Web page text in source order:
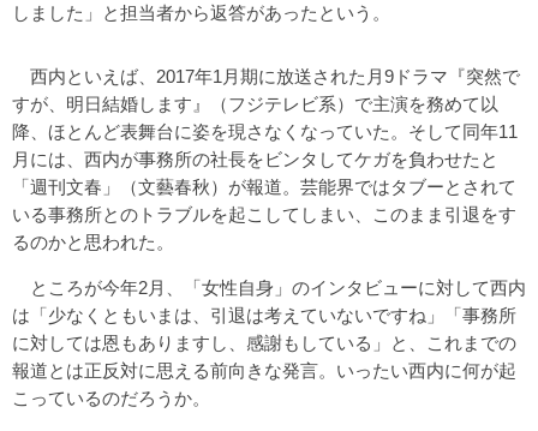
しました」と担当者から返答があったという。
西内といえば、2017年1月期に放送された月9ドラマ『突然で
すが、明日結婚します』（フジテレビ系）で主演を務めて以
降、ほとんど表舞台に姿を現さなくなっていた。そして同年11
月には、西内が事務所の社長をビンタしてケガを負わせたと
「週刊文春」（文藝春秋）が報道。芸能界ではタブーとされて
いる事務所とのトラブルを起こしてしまい、このまま引退をす
るのかと思われた。
ところが今年2月、「女性自身」のインタビューに対して西内
は「少なくともいまは、引退は考えていないですね」「事務所
に対しては恩もありますし、感謝もしている」と、これまでの
報道とは正反対に思える前向きな発言。いったい西内に何が起
こっているのだろうか。